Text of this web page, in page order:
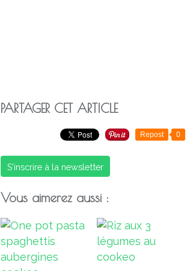
PARTAGER CET ARTICLE
Repost 0
S'inscrire à la newsletter
Vous aimerez aussi :